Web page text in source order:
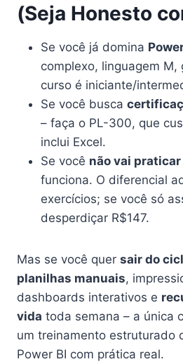
(Seja Honesto
Se você já domina
complexo, linguagem M,
curso é iniciante/
Se você busca
– faça o PL-300, que
inclui Excel.
Se você não vai praticar
funciona. O diferencial
exercícios; se você só
desperdiçar R$147.
Mas se você quer sair do
planilhas manuais,
dashboards interativos e
vida toda semana – a única
um treinamento estruturado
Power BI com prática real.